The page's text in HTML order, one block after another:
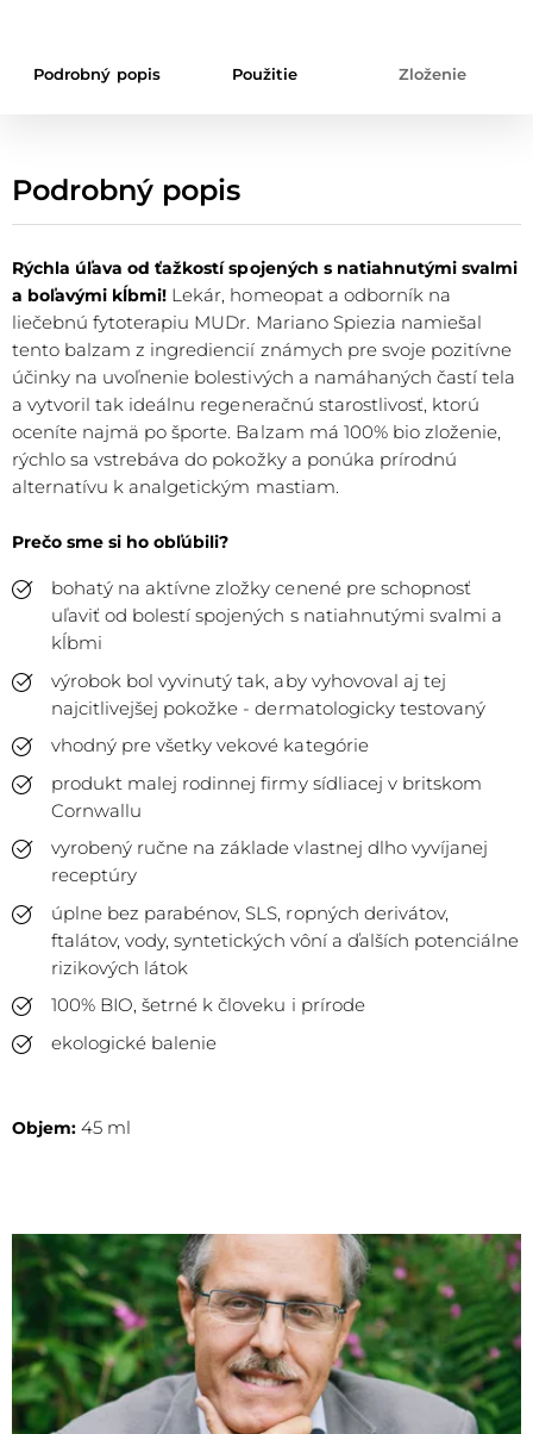
Podrobný popis Použitie Zloženie
Podrobný popis
Rýchla úľava od ťažkostí spojených s natiahnutými svalmi
a boľavými kĺbmi! Lekár, homeopat a odborník na
liečebnú fytoterapiu MUDr. Mariano Spiezia namiešal
tento balzam z ingrediencií známych pre svoje pozitívne
účinky na uvoľnenie bolestivých a namáhaných častí tela
a vytvoril tak ideálnu regeneračnú starostlivosť, ktorú
oceníte najmä po športe. Balzam má 100% bio zloženie,
rýchlo sa vstrebáva do pokožky a ponúka prírodnú
alternatívu k analgetickým mastiam.
Prečo sme si ho obľúbili?
bohatý na aktívne zložky cenené pre schopnosť
uľaviť od bolestí spojených s natiahnutými svalmi a
kĺbmi
výrobok bol vyvinutý tak, aby vyhovoval aj tej
najcitlivejšej pokožke - dermatologicky testovaný
vhodný pre všetky vekové kategórie
produkt malej rodinnej firmy sídliacej v britskom
Cornwallu
vyrobený ručne na základe vlastnej dlho vyvíjanej
receptúry
úplne bez parabénov, SLS, ropných derivátov,
ftalátov, vody, syntetických vôní a ďalších potenciálne
rizikových látok
100% BIO, šetrné k človeku i prírode
ekologické balenie
Objem: 45 ml